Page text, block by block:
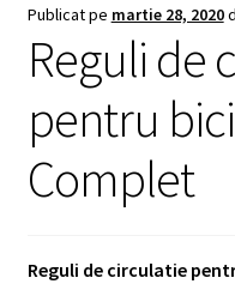
Publicat pe martie 28, 2020
Reguli de
pentru
Complet
Reguli de circulatie